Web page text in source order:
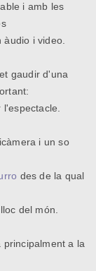
i amb les
i video.
gaudir d'una
i un so
des de la qual
del món.
a la